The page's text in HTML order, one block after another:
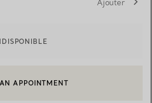
Ajouter
CLIENT OU PRENDRE RENDEZ-
APPOINTMENT